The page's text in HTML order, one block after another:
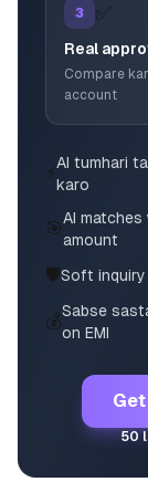
3 ✅
Real
Compare
account
⚡AI tumhari
karo
🎯AI
amount
🛡️Soft inquiry
💰Sabse
on EMI
50